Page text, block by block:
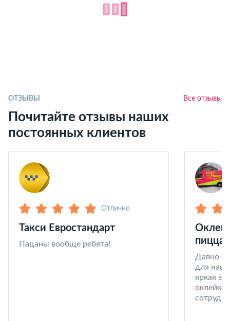
ОТЗЫВЫ Все отзывы
Почитайте отзывы наших
постоянных клиентов
Отлично
Такси Евростандарт
Пацаны вообще ребята!
пицца
Давно
для
яркая
оклейке